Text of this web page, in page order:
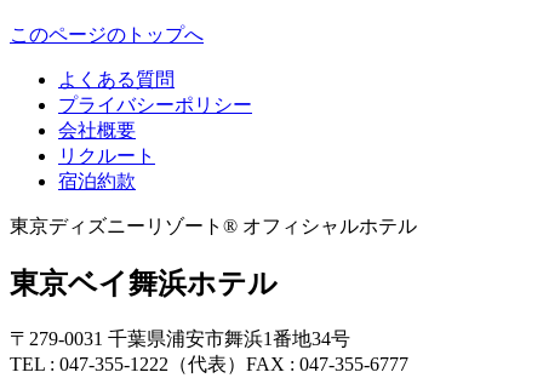
このページのトップへ
よくある質問
プライバシーポリシー
会社概要
リクルート
宿泊約款
東京ディズニーリゾート® オフィシャルホテル
東京ベイ舞浜ホテル
〒279-0031 千葉県浦安市舞浜1番地34号
TEL : 047-355-1222（代表） FAX : 047-355-6777